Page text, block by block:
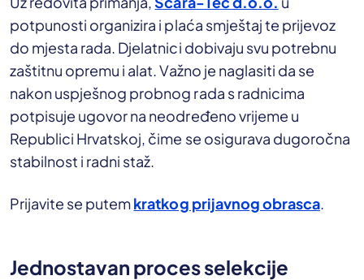
potpunosti organizira i plaća smještaj te prijevoz
do mjesta rada. Djelatnici dobivaju svu potrebnu
zaštitnu opremu i alat. Važno je naglasiti da se
nakon uspješnog probnog rada s radnicima
potpisuje ugovor na neodređeno vrijeme u
Republici Hrvatskoj, čime se osigurava dugoročna
stabilnost i radni staž.
Prijavite se putemkratkog prijavnog obrasca.
Jednostavan proces selekcije